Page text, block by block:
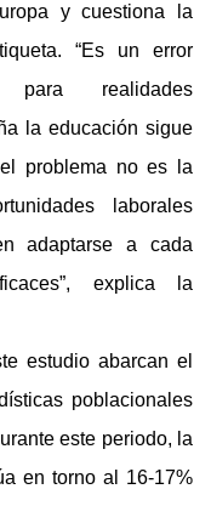
y cuestiona la
“Es un error
para realidades
la educación sigue
problema no es la
laborales
adaptarse a cada
explica la
estudio abarcan el
poblacionales
este periodo, la
en torno al 16-17%